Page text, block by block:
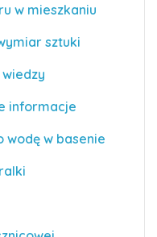
w mieszkaniu
sztuki
informacje
wodę w basenie